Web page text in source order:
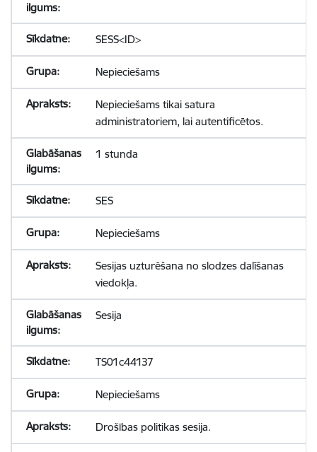
SESS<ID>
Nepieciešams
Nepieciešams tikai satura
administratoriem, lai autentificētos.
1 stunda
SES
Nepieciešams
Sesijas uzturēšana no slodzes dalīšanas
viedokļa.
Sesija
TS01c44137
Nepieciešams
Drošības politikas sesija.